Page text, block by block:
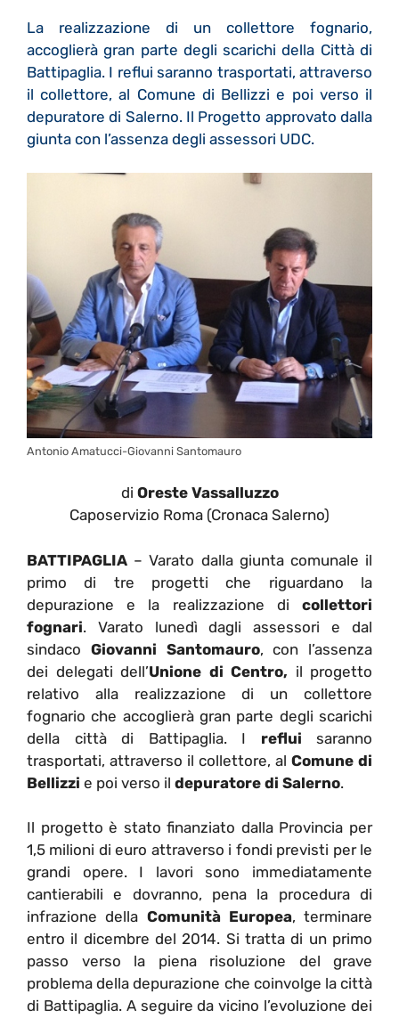
La realizzazione di un collettore fognario,
accoglierà gran parte degli scarichi della Città di
Battipaglia. I reflui saranno trasportati, attraverso
il collettore, al Comune di Bellizzi e poi verso il
depuratore di Salerno. Il Progetto approvato dalla
giunta con l’assenza degli assessori UDC.
Antonio Amatucci-Giovanni Santomauro
di Oreste Vassalluzzo
Caposervizio Roma (Cronaca Salerno)
BATTIPAGLIA – Varato dalla giunta comunale il
primo di tre progetti che riguardano la
depurazione e la realizzazione di collettori
fognari. Varato lunedì dagli assessori e dal
sindaco Giovanni Santomauro, con l’assenza
dei delegati dell’Unione di Centro, il progetto
relativo alla realizzazione di un collettore
fognario che accoglierà gran parte degli scarichi
della città di Battipaglia. I reflui saranno
trasportati, attraverso il collettore, al Comune di
Bellizzi e poi verso il depuratore di Salerno.
Il progetto è stato finanziato dalla Provincia per
1,5 milioni di euro attraverso i fondi previsti per le
grandi opere. I lavori sono immediatamente
cantierabili e dovranno, pena la procedura di
infrazione della Comunità Europea, terminare
entro il dicembre del 2014. Si tratta di un primo
passo verso la piena risoluzione del grave
problema della depurazione che coinvolge la città
di Battipaglia. A seguire da vicino l’evoluzione dei